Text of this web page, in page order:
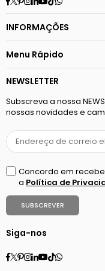
INFORMAÇÕES
Menu Rápido
NEWSLETTER
Subscreva a nossa
nossas novidades e
Concordo em
a Política de
SUBSCREVER
Siga-nos
Facebook
Twitter
Pinterest
Instagram
Linkedin
YouTube
TikTok
Whatsapp